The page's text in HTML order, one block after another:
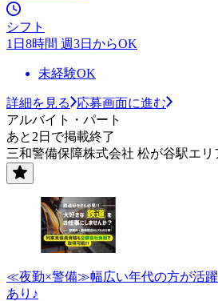
シフト
1日8時間 週3日からOK
未経験OK
詳細を見る
応募画面に進む
アルバイト・パート
あと2日で掲載終了
三和警備保障株式会社 松が谷駅エ
≪夜勤×警備≫幅広い年代の方が活躍
あり♪